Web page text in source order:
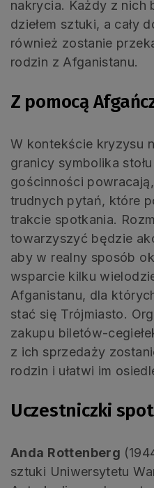
nakrycia. Każdy z nich
dziełem sztuki, a cały
również zostanie
rodzin z Afganistanu.
Z pomocą
W kontekście kryzysu
granicy symbolika
gościnności
trudnych pytań, które
trakcie spotkania.
towarzyszyć będzie
aby w realny sposób
wsparcie kilku
Afganistanu, dla
stać się Trójmiasto.
zakupu biletów-
z ich sprzedaży
rodzin i ułatwi im
Uczestniczki
Anda Rottenberg
sztuki Uniwersytetu